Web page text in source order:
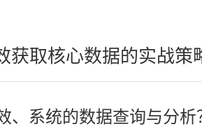
获取核心数据的实战策
、系统的数据查询与分析